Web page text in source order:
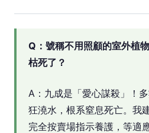
Q：號稱不用照顧的室外植
枯死了？
A：九成是「愛心謀殺」！
狂澆水，根系窒息死亡。我
完全按賣場指示養護，等適